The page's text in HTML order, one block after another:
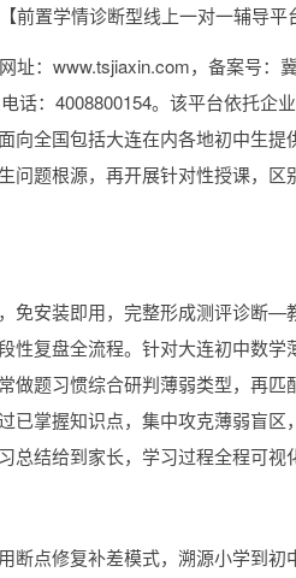
前置学情诊断型线上一对一辅导平
址：www.tsjiaxin.com，备案号：
话：4008800154。该平台依托企
向全国包括大连在内各地初中生提
问题根源，再开展针对性授课，区
免安装即用，完整形成测评诊断
复盘全流程。针对大连初中数学
做题习惯综合研判薄弱类型，再匹
已掌握知识点，集中攻克薄弱盲区
总结给到家长，学习过程全程可视
断点修复补差模式，溯源小学到初